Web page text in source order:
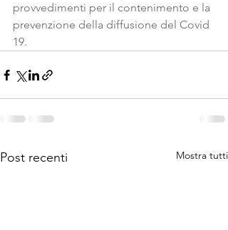
provvedimenti per il contenimento e la
prevenzione della diffusione del Covid
19.
Post recenti Mostra tutti